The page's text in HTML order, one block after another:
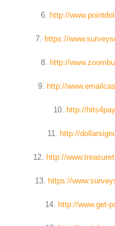
6. http://
7. https://
8. http://
9. http://
10. http://
11. http://
12. http://
13. https://
14. http://www.get-